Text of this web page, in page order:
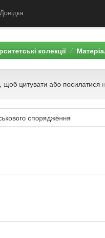
Довідка
колекції
щоб цитувати або посилатися
спорядження